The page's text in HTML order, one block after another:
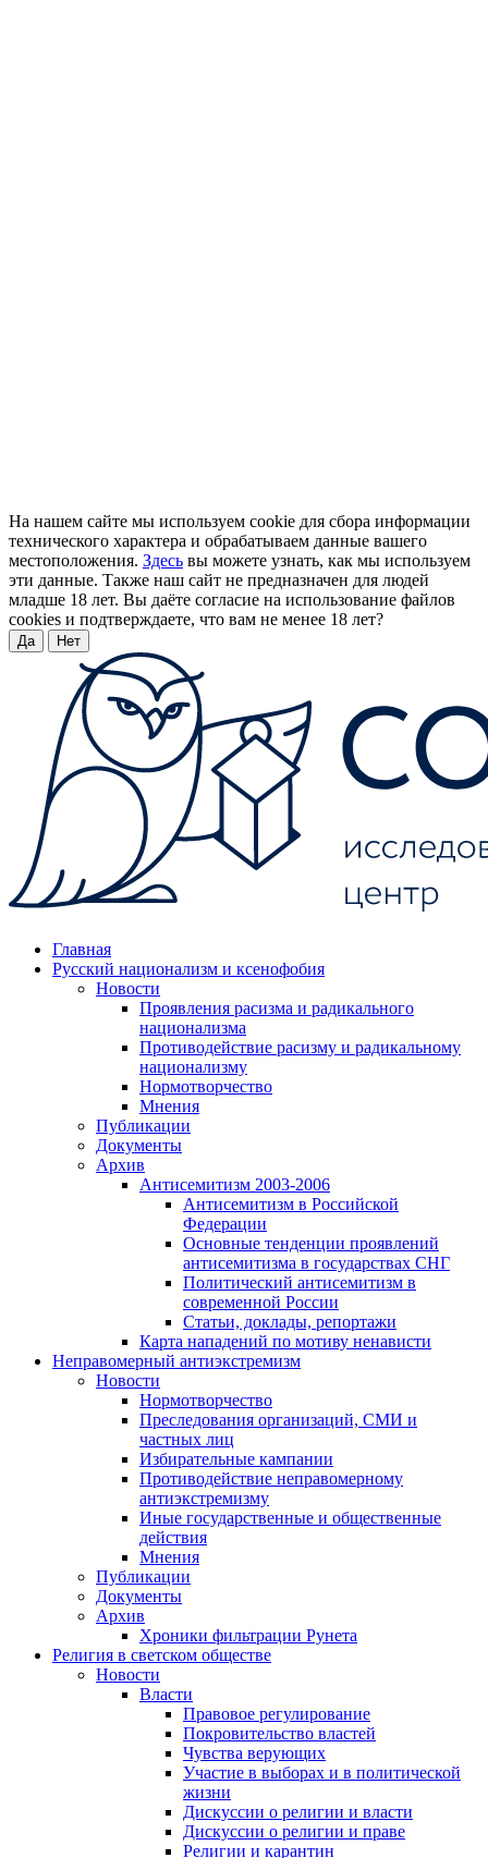
На нашем сайте мы используем cookie для сбора информации
технического характера и обрабатываем данные вашего
местоположения. Здесь вы можете узнать, как мы используем
эти данные. Также наш сайт не предназначен для людей
младше 18 лет. Вы даёте согласие на использование файлов
cookies и подтверждаете, что вам не менее 18 лет?
Да Нет
Главная
Русский национализм и ксенофобия
Новости
Проявления расизма и радикального
национализма
Противодействие расизму и радикальному
национализму
Нормотворчество
Мнения
Публикации
Документы
Архив
Антисемитизм 2003-2006
Антисемитизм в Российской
Федерации
Основные тенденции проявлений
антисемитизма в государствах СНГ
Политический антисемитизм в
современной России
Статьи, доклады, репортажи
Карта нападений по мотиву ненависти
Неправомерный антиэкстремизм
Новости
Нормотворчество
Преследования организаций, СМИ и
частных лиц
Избирательные кампании
Противодействие неправомерному
антиэкстремизму
Иные государственные и общественные
действия
Мнения
Публикации
Документы
Архив
Хроники фильтрации Рунета
Религия в светском обществе
Новости
Власти
Правовое регулирование
Покровительство властей
Чувства верующих
Участие в выборах и в политической
жизни
Дискуссии о религии и власти
Дискуссии о религии и праве
Религии и карантин